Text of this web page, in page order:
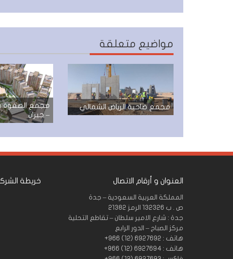
مواضيع متعلقة
مجمع ضاحية الرياض الشمالي
مجمع الصفوة
– جيزان
العنوان و أرقام الاتصال
المملكة العربية السعودية – جدة
ص . ب 132326 الرمز 21382
جدة : شارع الامير سلطان – تقاطع التحلية
مركز الصباح – الدور الرابع
هاتف : 6927692 (12) 966+
هاتف : 6927694 (12) 966+
خريطة